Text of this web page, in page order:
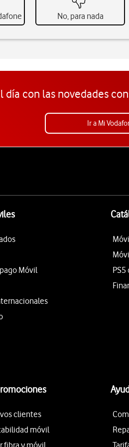
No, para nada
día con las novedades
Ir a Mi
Móvil
clientes
móvil
fibra y móvil